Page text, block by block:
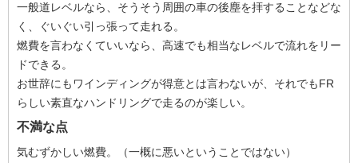
一般道レベルなら、そうそう周囲の車の後塵を拝することなどな
く、ぐいぐい引っ張って走れる。
燃費を言わなくていいなら、高速でも相当なレベルで流れをリー
ドできる。
お世辞にもワインディングが得意とは言わないが、それでもFR
らしい素直なハンドリングで走るのが楽しい。
不満な点
気むずかしい燃費。（一概に悪いということではない）